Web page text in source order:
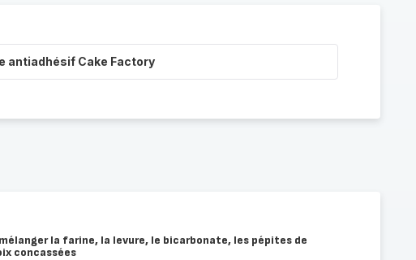
antiadhésif Cake Factory
la farine, la levure, le bicarbonate, les pépites de
concassées